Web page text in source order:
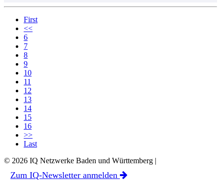
First
<<
6
7
8
9
10
11
12
13
14
15
16
>>
Last
© 2026 IQ Netzwerke Baden und Württemberg |
Zum IQ-Newsletter anmelden